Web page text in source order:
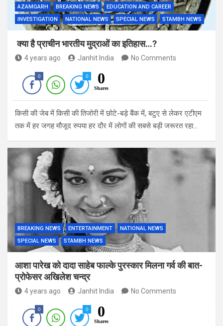
AZAMGARH BREAKING NEWS
EDUCATION AND CAREER
INVESTIGATION
NATIONAL NEWS SPECIAL NEWS STAMBH NEWS
क्या है प्राचीन भारतीय मुद्राओं का इतिहास…?
4 years ago Janhit India No Comments
0 0 0
Shares
किसी की जेब में किसी की तिजोरी में छोटे-बड़े बैंक में, बटुए से लेकर एटीएम
तक में हर जगह मौजूद रुपया हर दौर में लोगों की सबसे बड़ी जरूरत रहा…
BREAKING NEWS ENTERTAINMENT
NATIONAL NEWS
SPECIAL NEWS
STAMBH NEWS
आशा पारेख को दादा साहेब फाल्के पुरस्कार मिलना गर्व की बात-
प्रोफेसर अखिलेश चन्द्र
4 years ago Janhit India No Comments
0 0 0
Shares